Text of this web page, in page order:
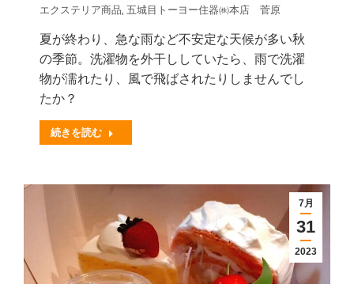
エクステリア商品, 五城目トーヨー住器㈱本店 菅原
夏が終わり、急な雨など不安定な天候が多い秋
の季節。洗濯物を外干ししていたら、雨で洗濯
物が濡れたり、風で飛ばされたりしませんでし
たか？
続きを読む
7月
31
2023